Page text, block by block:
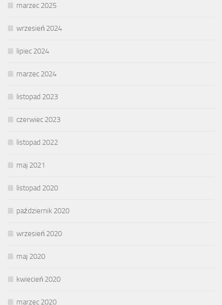
marzec 2025
wrzesień 2024
lipiec 2024
marzec 2024
listopad 2023
czerwiec 2023
listopad 2022
maj 2021
listopad 2020
październik 2020
wrzesień 2020
maj 2020
kwiecień 2020
marzec 2020